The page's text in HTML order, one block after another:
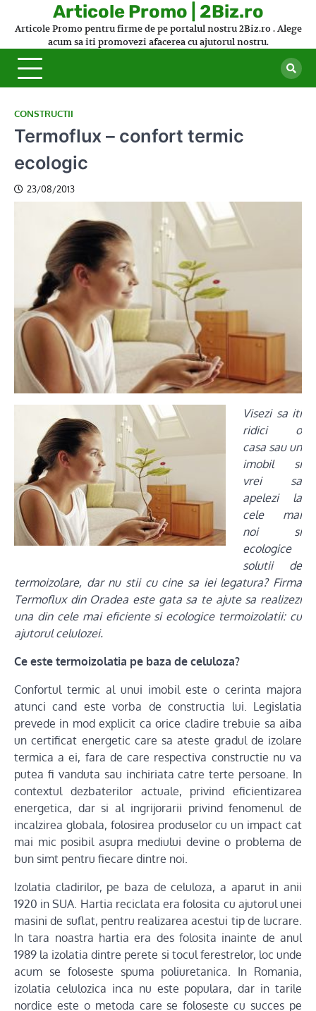
Articole Promo | 2Biz.ro
Articole Promo pentru firme de pe portalul nostru 2Biz.ro . Alege
acum sa iti promovezi afacerea cu ajutorul nostru.
CONSTRUCTII
Termoflux – confort termic
ecologic
23/08/2013
Visezi sa iti
ridici o
casa sau un
imobil si
vrei sa
apelezi la
cele mai
noi si
ecologice
solutii de
termoizolare, dar nu stii cu cine sa iei legatura? Firma
Termoflux din Oradea este gata sa te ajute sa realizezi
una din cele mai eficiente si ecologice termoizolatii: cu
ajutorul celulozei.
Ce este termoizolatia pe baza de celuloza?
Confortul termic al unui imobil este o cerinta majora
atunci cand este vorba de constructia lui. Legislatia
prevede in mod explicit ca orice cladire trebuie sa aiba
un certificat energetic care sa ateste gradul de izolare
termica a ei, fara de care respectiva constructie nu va
putea fi vanduta sau inchiriata catre terte persoane. In
contextul dezbaterilor actuale, privind eficientizarea
energetica, dar si al ingrijorarii privind fenomenul de
incalzirea globala, folosirea produselor cu un impact cat
mai mic posibil asupra mediului devine o problema de
bun simt pentru fiecare dintre noi.
Izolatia cladirilor, pe baza de celuloza, a aparut in anii
1920 in SUA. Hartia reciclata era folosita cu ajutorul unei
masini de suflat, pentru realizarea acestui tip de lucrare.
In tara noastra hartia era des folosita inainte de anul
1989 la izolatia dintre perete si tocul ferestrelor, loc unde
acum se foloseste spuma poliuretanica. In Romania,
izolatia celulozica inca nu este populara, dar in tarile
nordice este o metoda care se foloseste cu succes pe